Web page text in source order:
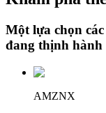
Đầu tư cố định
Một lựa chọn
đang thịnh hành
AMZNX